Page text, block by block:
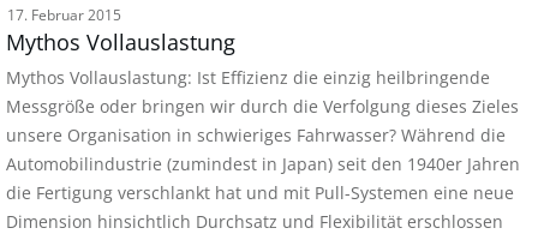
17. Februar 2015
Mythos Vollauslastung
Mythos Vollauslastung: Ist Effizienz die einzig heilbringende
Messgröße oder bringen wir durch die Verfolgung dieses Zieles
unsere Organisation in schwieriges Fahrwasser? Während die
Automobilindustrie (zumindest in Japan) seit den 1940er Jahren
die Fertigung verschlankt hat und mit Pull-Systemen eine neue
Dimension hinsichtlich Durchsatz und Flexibilität erschlossen